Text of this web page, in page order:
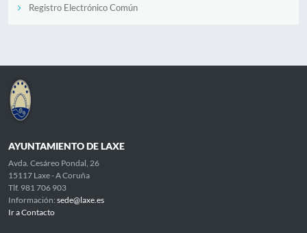
Registro Electrónico Común
AYUNTAMIENTO DE LAXE
Avda. Cesáreo Pondal, 26
15117 Laxe - A Coruña
Tlf. 981 706 903
Información: sede@laxe.es
Ir a Contacto